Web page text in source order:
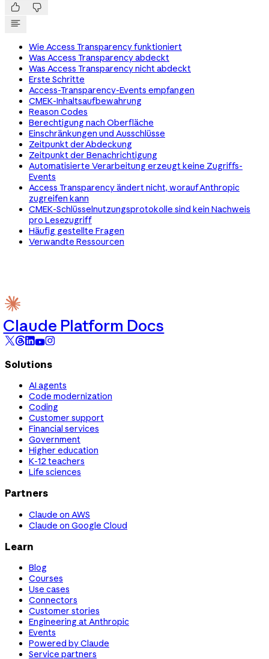
 
Wie Access Transparency funktioniert
Was Access Transparency abdeckt
Was Access Transparency nicht abdeckt
Erste Schritte
Access-Transparency-Events empfangen
CMEK-Inhaltsaufbewahrung
Reason Codes
Berechtigung nach Oberfläche
Einschränkungen und Ausschlüsse
Zeitpunkt der Abdeckung
Zeitpunkt der Benachrichtigung
Automatisierte Verarbeitung erzeugt keine Zugriffs-
Events
Access Transparency ändert nicht, worauf Anthropic
zugreifen kann
CMEK-Schlüsselnutzungsprotokolle sind kein Nachweis
pro Lesezugriff
Häufig gestellte Fragen
Verwandte Ressourcen
Claude Platform Docs
Solutions
AI agents
Code modernization
Coding
Customer support
Financial services
Government
Higher education
K-12 teachers
Life sciences
Partners
Claude on AWS
Claude on Google Cloud
Learn
Blog
Courses
Use cases
Connectors
Customer stories
Engineering at Anthropic
Events
Powered by Claude
Service partners